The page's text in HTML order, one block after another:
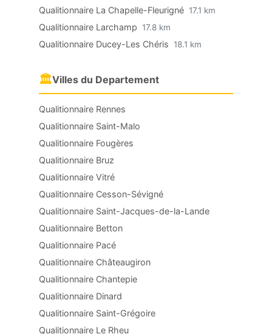
Qualitionnaire La Chapelle-Fleurigné 17.1 km
Qualitionnaire Larchamp 17.8 km
Qualitionnaire Ducey-Les Chéris 18.1 km
🏛Villes du Departement
Qualitionnaire Rennes
Qualitionnaire Saint-Malo
Qualitionnaire Fougères
Qualitionnaire Bruz
Qualitionnaire Vitré
Qualitionnaire Cesson-Sévigné
Qualitionnaire Saint-Jacques-de-la-Lande
Qualitionnaire Betton
Qualitionnaire Pacé
Qualitionnaire Châteaugiron
Qualitionnaire Chantepie
Qualitionnaire Dinard
Qualitionnaire Saint-Grégoire
Qualitionnaire Le Rheu